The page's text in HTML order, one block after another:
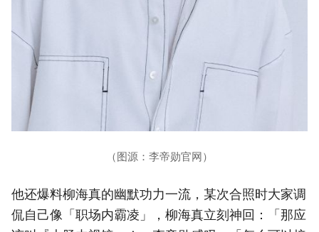
（图源：李帝勋官网）
他还爆料柳海真的幽默功力一流，某次合照时大家调
侃自己像「职场内霸凌」，柳海真立刻神回：「那应